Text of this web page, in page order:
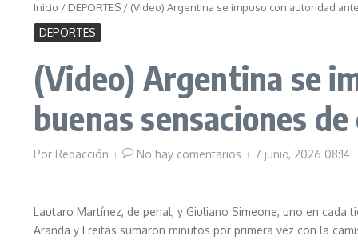
Inicio / DEPORTES / (Video) Argentina se impuso con autoridad
DEPORTES
(Video) Argentina se
buenas sensaciones
Por Redacción No hay comentarios 7 junio, 2026 08:14
Lautaro Martínez, de penal, y Giuliano Simeone, uno en
Aranda y Freitas sumaron minutos por primera vez con la